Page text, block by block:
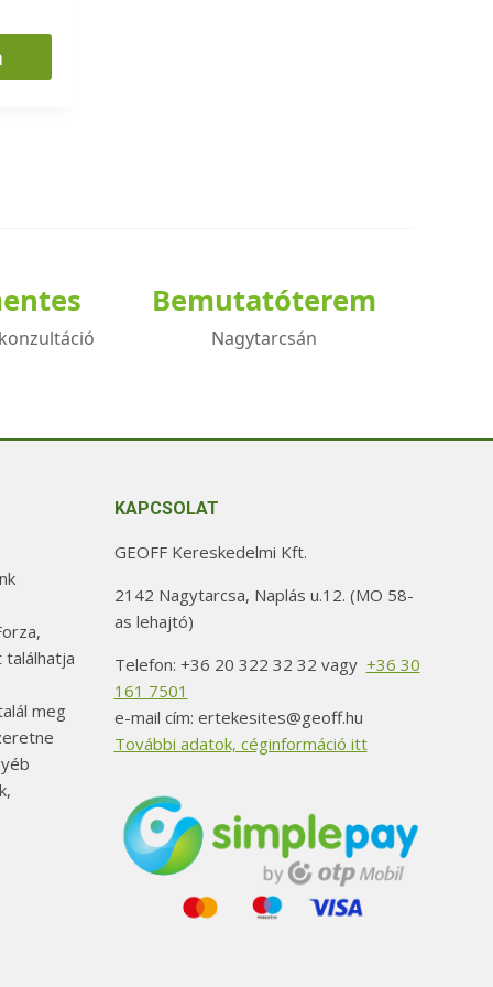
Bemutatóterem
Nagytarcsán
találhatja
meg
KAPCSOLAT
GEOFF Kereskedelmi Kft.
2142 Nagytarcsa, Naplás u.12. (MO 58-
as lehajtó)
Telefon: +36 20 322 32 32 vagy +36 30
161 7501
e-mail cím: ertekesites@geoff.hu
További adatok, céginformáció itt